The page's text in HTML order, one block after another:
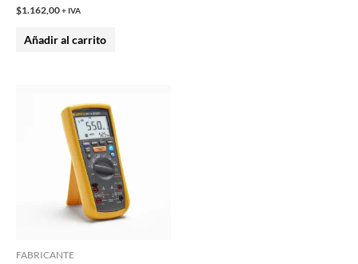
$1.162,00+ IVA
Añadir al carrito
FABRICANTE